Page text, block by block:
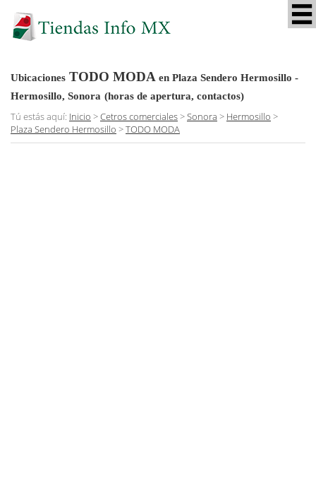
Ubicaciones TODO MODA en Plaza Sendero Hermosillo -
Hermosillo, Sonora (horas de apertura, contactos)
Tú estás aquí: Inicio >Cetros comerciales>Sonora > Hermosillo >
Plaza Sendero Hermosillo >TODO MODA